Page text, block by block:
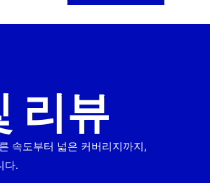
리뷰
속도부터 넓은 커버리지까지,
다.